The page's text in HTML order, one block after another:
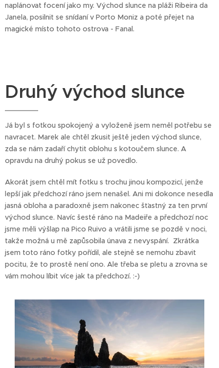
naplánovat focení jako my. Východ slunce na pláži Ribeira da
Janela, posilnit se snídaní v Porto Moniz a poté přejet na
magické místo tohoto ostrova - Fanal.
Druhý východ slunce
Já byl s fotkou spokojený a vyloženě jsem neměl potřebu se
navracet. Marek ale chtěl zkusit ještě jeden východ slunce,
zda se nám zadaří chytit oblohu s kotoučem slunce. A
opravdu na druhý pokus se už povedlo.
Akorát jsem chtěl mít fotku s trochu jinou kompozicí, jenže
lepší jak předchozí ráno jsem nenašel. Ani mi dokonce nesedla
jasná obloha a paradoxně jsem nakonec šťastný za ten první
východ slunce. Navíc šesté ráno na Madeiře a předchozí noc
jsme měli výšlap na Pico Ruivo a vrátili jsme se pozdě v noci,
takže možná u mě zapůsobila únava z nevyspání. Zkrátka
jsem toto ráno fotky pořídil, ale stejně se nemohu zbavit
pocitu, že to prostě není ono. Ale třeba se pletu a zrovna se
vám mohou líbit více jak ta předchozí. :-)